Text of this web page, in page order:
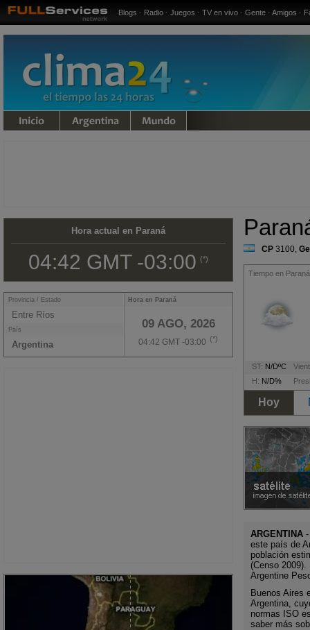
Blogs · Radio · Juegos · TV en vivo · Gente · Amigos ·
Hora actual en Paraná
04:42 GMT -03:00 (*)
Hora en Paraná
09 AGO, 2026
04:42 GMT -03:00 (*)
Provincia / Estado
Entre Ríos
País
Argentina
CP 3100,
Tiempo en
ST: N/DºC
H: N/D%
Hoy
ARGENTINA
este país de
población
(Censo
Argentine
Buenos Aires
Argentina,
normas ISO
saber más